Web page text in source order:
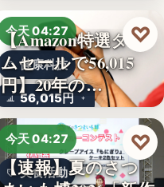
15,800円
今天 04:27
健康科技
56,015円
【Amazon特選タイ
ムセールで56,015
円】20年の…
♡
今天 04:27
美食活動
【速報】夏のさつ
♡